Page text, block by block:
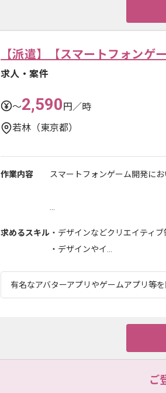
【派遣】【スマートフォンゲ
求人・案件
〜2,590円／時
若林（東京都）
作業内容 スマートフォンゲーム開発に
求めるスキル ・デザインなどクリエイティ
・デザインやイ...
有名なアバターアプリやゲームアプリ等
ご